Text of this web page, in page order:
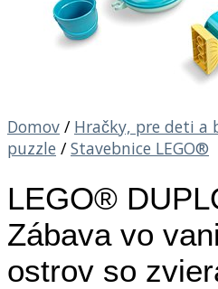
Domov / Hračky, pre deti a
puzzle / Stavebnice LEGO®
LEGO®
Zábava vo
ostrov so